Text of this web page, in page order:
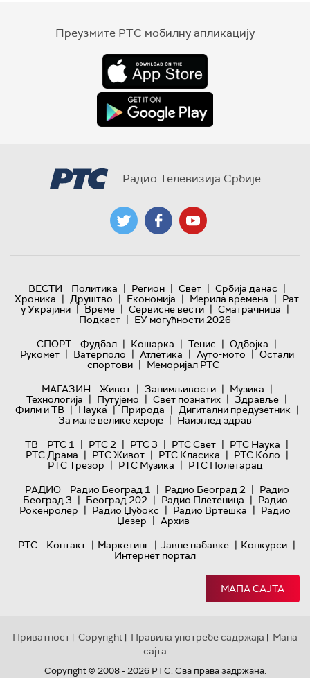
Преузмите РТС мобилну апликацију
Радио Телевизија Србије
ВЕСТИ Политика | Регион | Свет | Србија данас |
Хроника | Друштво | Економија | Мерила времена | Рат
у Украјини | Време | Сервисне вести | Сматрачница |
Подкаст | ЕУ могућности 2026
СПОРТ
Фудбал | Кошарка | Тенис | Одбојка |
Рукомет | Ватерполо | Атлетика | Ауто-мото | Остали
спортови | Меморијал РТС
МАГАЗИН
Живот | Занимљивости | Музика |
Технологијa | Путујемо | Свет познатих | Здравље |
Филм и ТВ | Наука | Природа | Дигитални предузетник |
За мале велике хероје | Наизглед здрав
ТВ
РТС 1 | РТС 2 | РТС 3 | РТС Свет | РТС Наука |
РТС Драма | РТС Живот | РТС Класика | РТС Коло |
РТС Трезор | РТС Музика | РТС Полетарац
РАДИО
Радио Београд 1 | Радио Београд 2 | Радио
Београд 3 | Београд 202 | Радио Плетеница | Радио
Рокенролер | Радио Џубокс | Радио Вртешка | Радио
Џезер | Архив
РТС
Контакт | Маркетинг | Јавне набавке | Конкурси |
Интернет портал
МАПА САЈТА
Приватност | Copyright | Правила употребе садржаја | Мапа
сајта
Copyright © 2008 - 2026 РТС. Сва права задржана.